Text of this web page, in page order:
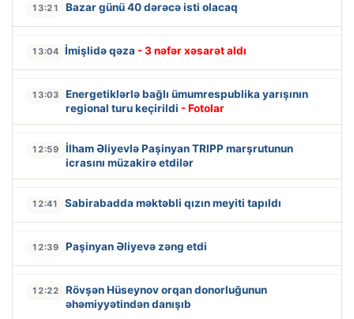
13:21 Bazar günü 40 dərəcə isti olacaq
13:04 İmişlidə qəza - 3 nəfər xəsarət aldı
13:03
Energetiklərlə bağlı ümumrespublika yarışının
regional turu keçirildi - Fotolar
12:59
İlham Əliyevlə Paşinyan TRIPP marşrutunun
icrasını müzakirə etdilər
12:41 Sabirabadda məktəbli qızın meyiti tapıldı
12:39 Paşinyan Əliyevə zəng etdi
12:22
Rövşən Hüseynov orqan donorluğunun
əhəmiyyətindən danışıb